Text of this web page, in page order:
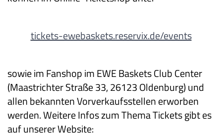
tickets-ewebaskets.reservix.de/events
sowie im Fanshop im EWE Baskets Club Center
(Maastrichter Straße 33, 26123 Oldenburg) und
allen bekannten Vorverkaufsstellen erworben
werden. Weitere Infos zum Thema Tickets gibt es
auf unserer Website: